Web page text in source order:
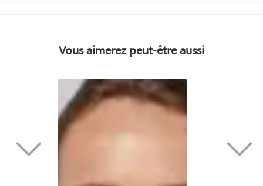
Vous aimerez peut-être aussi